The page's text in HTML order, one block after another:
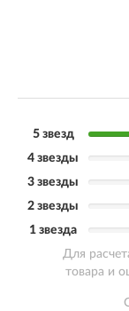
5 звезд
4 звезды
3 звезды
2 звезды
1 звезда
Для
товара и